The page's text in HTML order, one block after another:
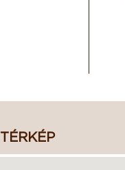
TÉRKÉP